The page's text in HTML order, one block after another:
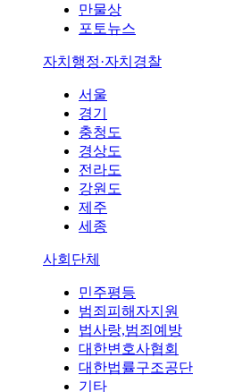
만물상
포토뉴스
자치행정·자치경찰
서울
경기
충청도
경상도
전라도
강원도
제주
세종
사회단체
민주평등
범죄피해자지원
법사랑,범죄예방
대한변호사협회
대한법률구조공단
기타